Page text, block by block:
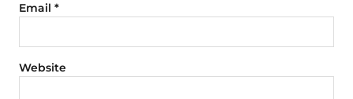
Email *
Website